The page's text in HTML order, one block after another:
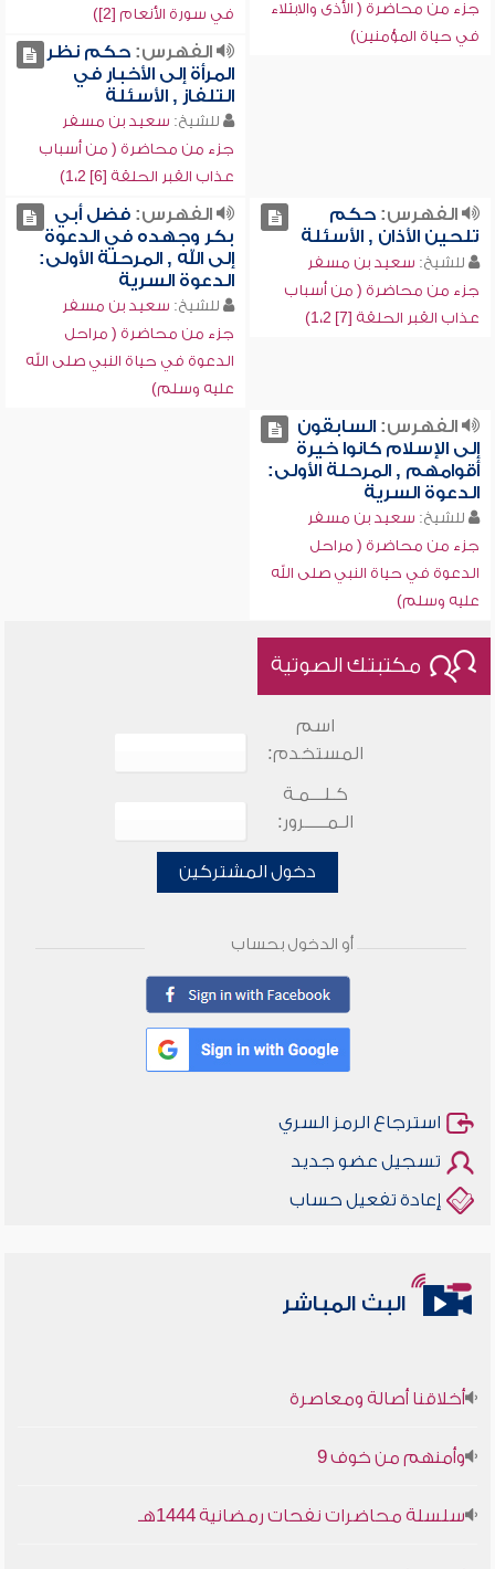
جزء من محاضرة ( الأذى والابتلاء
في حياة المؤمنين)
في سورة الأنعام [2])
الفهرس:حكم نظر
المرأة إلى الأخبار في
التلفاز , الأسئلة
للشيخ: سعيد بن مسفر
جزء من محاضرة ( من أسباب
عذاب القبر الحلقة [6] 1،2)
الفهرس:حكم
تلحين الأذان , الأسئلة
للشيخ: سعيد بن مسفر
جزء من محاضرة ( من أسباب
عذاب القبر الحلقة [7] 1،2)
الفهرس:فضل أبي
بكر وجهده في الدعوة
إلى الله , المرحلة الأولى:
الدعوة السرية
للشيخ: سعيد بن مسفر
جزء من محاضرة ( مراحل
الدعوة في حياة النبي صلى الله
عليه وسلم)
الفهرس:السابقون
إلى الإسلام كانوا خيرة
أقوامهم , المرحلة الأولى:
الدعوة السرية
للشيخ: سعيد بن مسفر
جزء من محاضرة ( مراحل
الدعوة في حياة النبي صلى الله
عليه وسلم)
مكتبتك الصوتية
اسم
المستخدم:
كـلـــمـة
الـمـــــرور:
دخول المشتركين
أو الدخول بحساب
استرجاع الرمز السري
تسجيل عضو جديد
إعادة تفعيل حساب
البث المباشر
أخلاقنا أصالة ومعاصرة
وأمنهم من خوف 9
سلسلة محاضرات نفحات رمضانية 1444هـ